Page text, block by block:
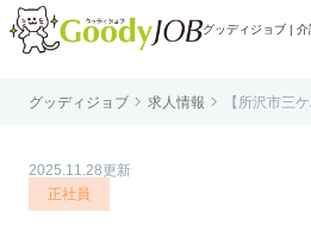
グッディジョブ |
はじめての方
グッディジョブ  求人情報 
【所沢市三
2025.11.28更新
正社員